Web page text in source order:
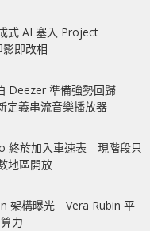
式 AI 塞入 Project
即改相
Deezer 準備強勢回歸
定義串流音樂播放器
終於加入車速表 現階段只
地區開放
架構曝光 Vera Rubin 平
力